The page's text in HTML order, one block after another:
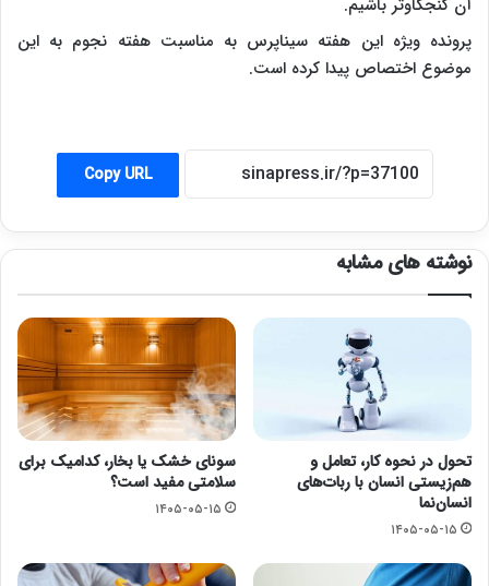
آن کنجکاوتر باشیم.
پرونده ویژه این هفته سیناپرس به مناسبت هفته نجوم به این
موضوع اختصاص پیدا کرده است.
Copy URL
نوشته های مشابه
تحول در نحوه کار، تعامل و
هم‌زیستی انسان با ربات‌های
انسان‌نما
۱۴۰۵-۰۵-۱۵
سونای خشک یا بخار، کدامیک برای
سلامتی مفید است؟
۱۴۰۵-۰۵-۱۵